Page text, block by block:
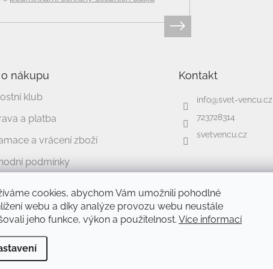
cookies, abychom Vám umožnili pohodlné
webu a díky analýze provozu webu neustále
jeho funkce, výkon a použitelnost. Více informací
nákupu
klub
a platba
a vrácení zboží
podmínky
Kontakt
info@svet-vencu.cz
723728314
svetvencu.cz
Upravit nastavení cookies